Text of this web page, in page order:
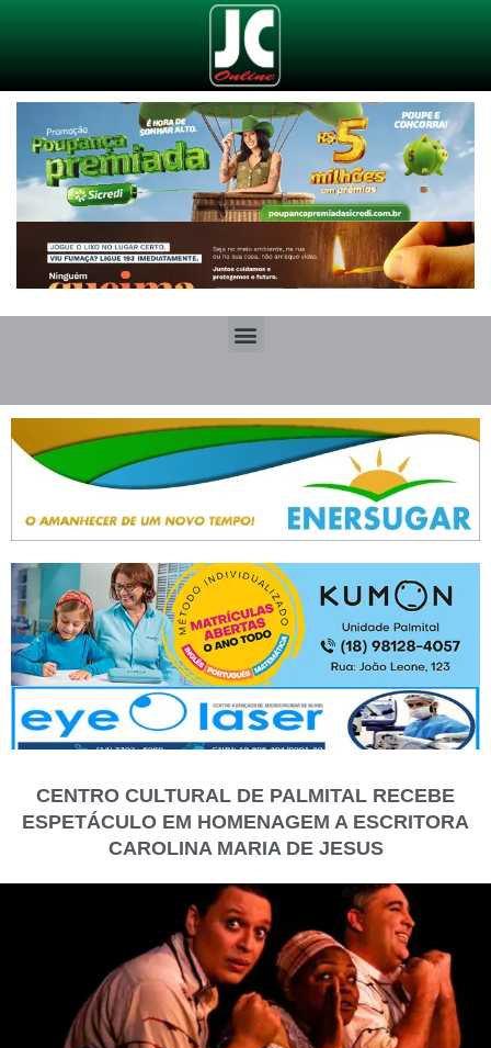
CENTRO CULTURAL DE PALMITAL RECEBE
ESPETÁCULO EM HOMENAGEM A ESCRITORA
CAROLINA MARIA DE JESUS